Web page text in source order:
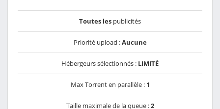
Toutes les publicités
Priorité upload :Aucune
Hébergeurs sélectionnés : LIMITÉ
Max Torrent en parallèle : 1
Taille maximale de la queue :2